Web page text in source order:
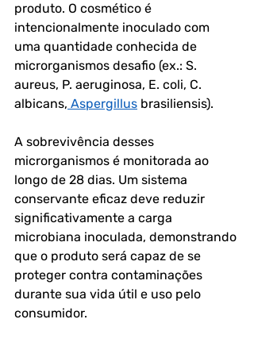
produto. O cosmético é
intencionalmente inoculado com
uma quantidade conhecida de
microrganismos desafio (ex.: S.
aureus, P. aeruginosa, E. coli, C.
albicans, Aspergillus brasiliensis).
A sobrevivência desses
microrganismos é monitorada ao
longo de 28 dias. Um sistema
conservante eficaz deve reduzir
significativamente a carga
microbiana inoculada, demonstrando
que o produto será capaz de se
proteger contra contaminações
durante sua vida útil e uso pelo
consumidor.